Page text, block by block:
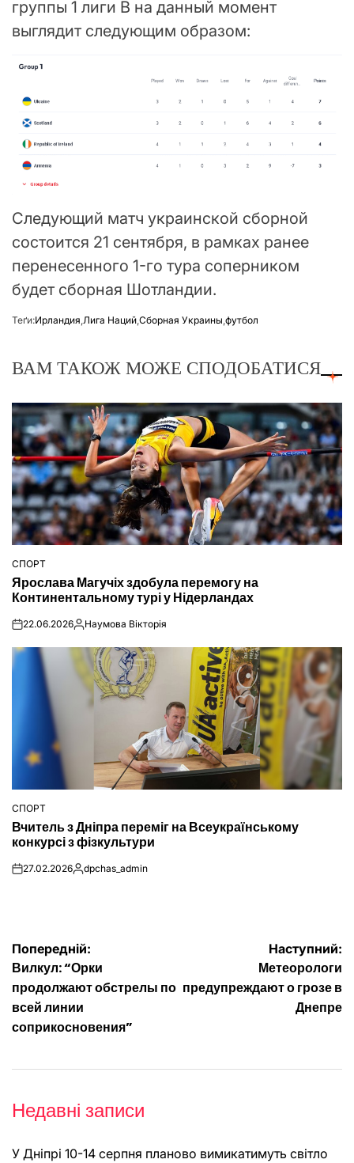
группы 1 лиги В на данный момент
выглядит следующим образом:
Следующий матч украинской сборной
состоится 21 сентября, в рамках ранее
перенесенного 1-го тура соперником
будет сборная Шотландии.
Теґи:Ирландия Лига Наций Сборная Украины футбол
ВАМ ТАКОЖ МОЖЕ СПОДОБАТИСЯ
ОПУБЛІКУВАТИ
У
СПОРТ
Ярослава Магучіх здобула перемогу на
Континентальному турі у Нідерландах
on22.06.2026Опубліковано
Наумова Вікторія
ОПУБЛІКУВАТИ
У
СПОРТ
Вчитель з Дніпра переміг на Всеукраїнському
конкурсі з фізкультури
on27.02.2026Опубліковано
dpchas_admin
Навігація
записів
Попередній:
Вилкул: “Орки
продолжают обстрелы по
всей линии
соприкосновения”
Наступний:
Метеорологи
предупреждают о грозе в
Днепре
Недавні записи
У Дніпрі 10-14 серпня планово вимикатимуть світло